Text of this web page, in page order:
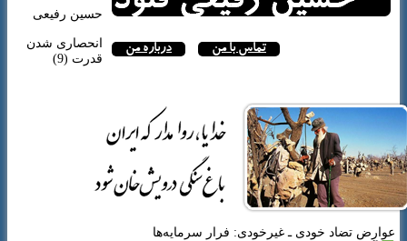
تماس با من درباره من
حسین رفیعی
انحصاری شدن
قدرت (9)
عوارض تضاد خودی ـ غیرخودی: فرار سرمایه‌ها